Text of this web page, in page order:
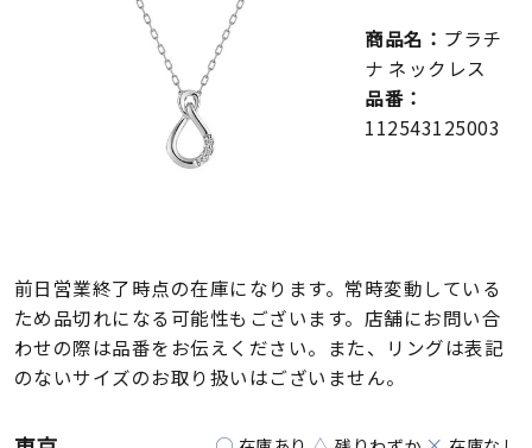
在庫ありのみ すべて表示
商品名： プラチ
ナ ネックレス
品番：
112543125003
前日営業終了時点の在庫になります。常時変動している
ため品切れになる可能性もございます。店舗にお問い合
わせの際は品番をお伝えください。また、リングは表記
のないサイズのお取り扱いはございません。